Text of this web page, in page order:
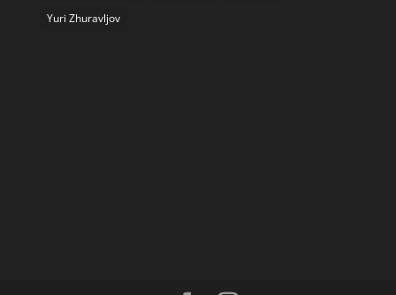
Yuri Zhuravljov